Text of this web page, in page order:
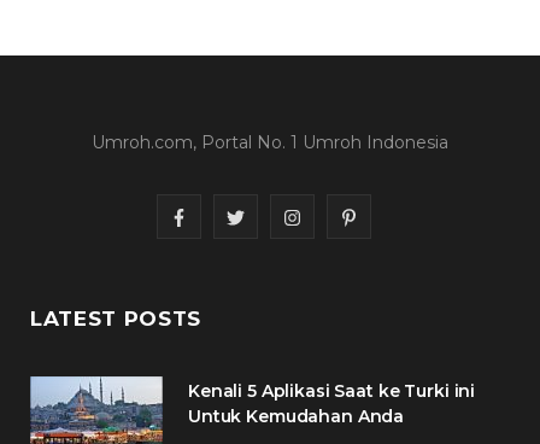
Umroh.com, Portal No. 1 Umroh Indonesia
F
c
b
T
t
I
a
P
e
LATEST POSTS
Kenali 5 Aplikasi Saat ke Turki ini
Untuk Kemudahan Anda